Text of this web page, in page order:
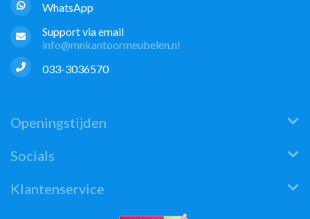
WhatsApp
Support via email
info@mnkantoormeubelen.nl
033-3036570
Openingstijden
Socials
Klantenservice